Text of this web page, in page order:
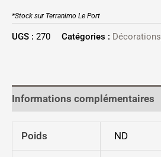
*Stock sur Terranimo Le Port
UGS : 270 Catégories : Décorations
Informations complémentaires
Poids ND